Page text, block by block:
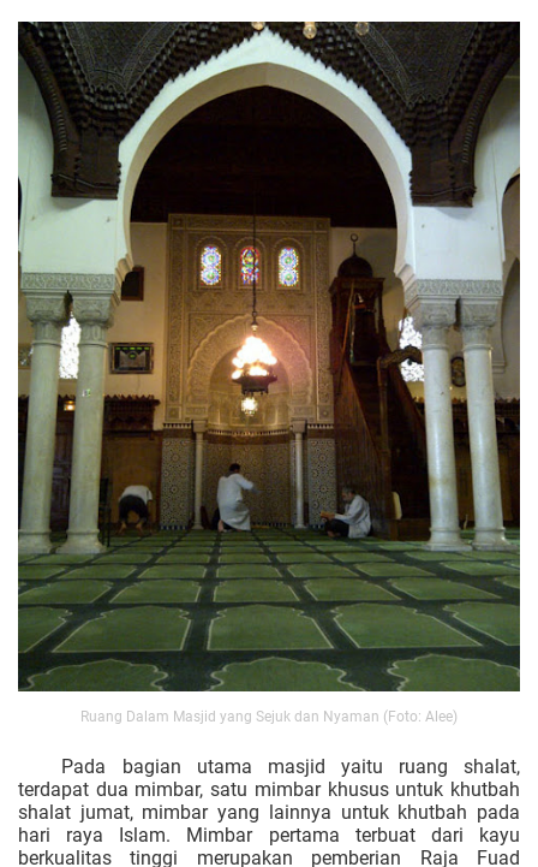
Ruang Dalam Masjid yang Sejuk dan Nyaman (Foto: Alee)
Pada bagian utama masjid yaitu ruang shalat,
terdapat dua mimbar, satu mimbar khusus untuk khutbah
shalat jumat, mimbar yang lainnya untuk khutbah pada
hari raya Islam. Mimbar pertama terbuat dari kayu
berkualitas tinggi merupakan pemberian Raja Fuad